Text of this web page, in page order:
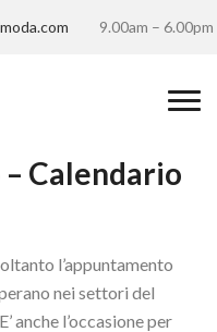
9.00am – 6.00pm
Calendario
l’appuntamento
nei settori del
anche l’occasione per